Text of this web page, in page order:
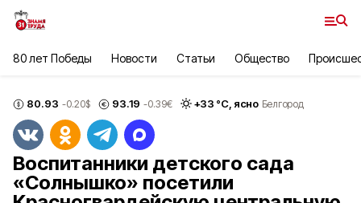
80 лет Победы Новости Статьи Общество
80.93 -0.20$ 93.19 -0.39€ +33 °С, ясно Белгород
Воспитанники детского сада
«Солнышко» посетили